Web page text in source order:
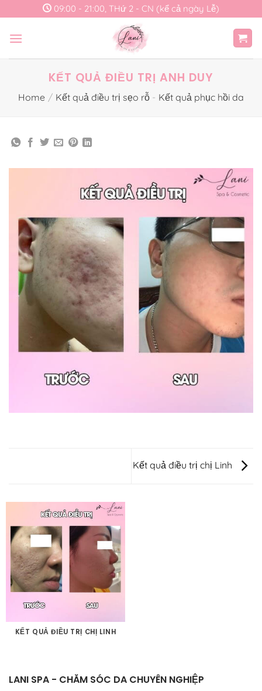
content
09:00 - 21:00, THứ 2 - CN (kể cả ngày Lễ)
KẾT QUẢ ĐIỀU TRỊ ANH DUY
Home / Kết quả điều trị sẹo rỗ - Kết quả phục hồi da
Kết quả điều trị chị Linh
KẾT QUẢ ĐIỀU TRỊ CHỊ LINH
LANI SPA - CHĂM SÓC DA CHUYÊN NGHIỆP